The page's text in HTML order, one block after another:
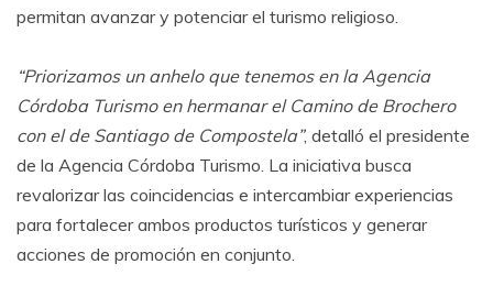
permitan avanzar y potenciar el turismo religioso.
“Priorizamos un anhelo que tenemos en la Agencia
Córdoba Turismo en hermanar el Camino de Brochero
con el de Santiago de Compostela”, detalló el presidente
de la Agencia Córdoba Turismo. La iniciativa busca
revalorizar las coincidencias e intercambiar experiencias
para fortalecer ambos productos turísticos y generar
acciones de promoción en conjunto.